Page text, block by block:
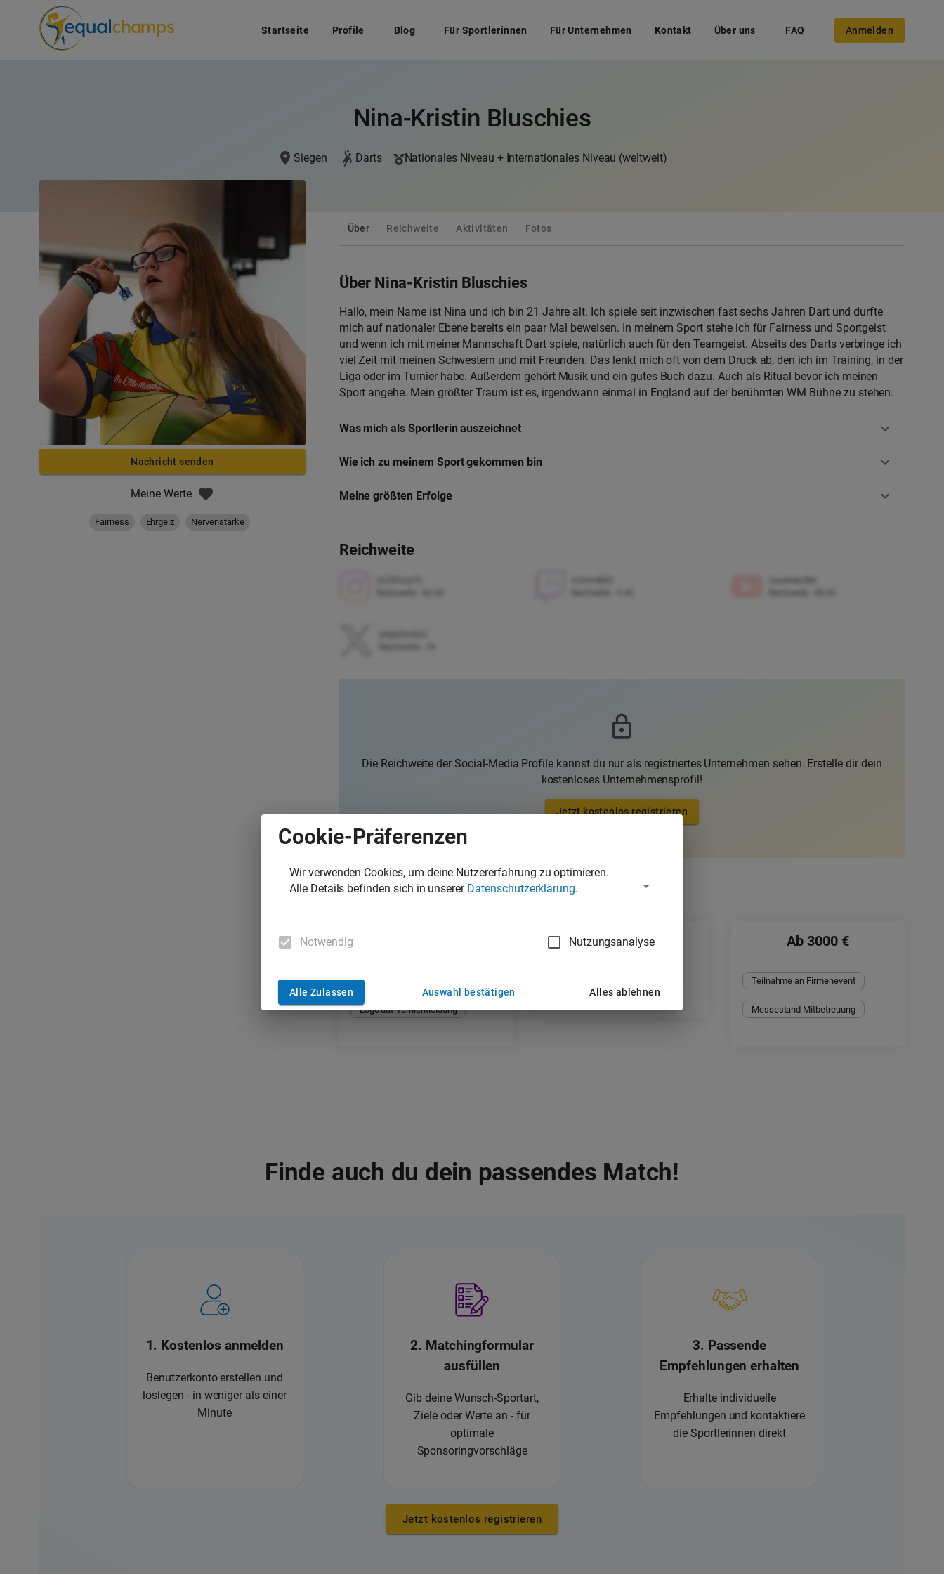
Startseite Profile Blog Für Sportlerinnen Für Unternehmen Kontakt Über uns FAQ Anmelden
Nina-Kristin Bluschies
Siegen Darts Nationales Niveau + Internationales Niveau (weltweit)
Nachricht senden
Meine Werte
Fairness Ehrgeiz Nervenstärke
Über Reichweite Aktivitäten Fotos
Über Nina-Kristin Bluschies
Hallo, mein Name ist Nina und ich bin 21 Jahre alt. Ich spiele seit inzwischen fast sechs Jahren Dart und durfte
mich auf nationaler Ebene bereits ein paar Mal beweisen. In meinem Sport stehe ich für Fairness und Sportgeist
und wenn ich mit meiner Mannschaft Dart spiele, natürlich auch für den Teamgeist. Abseits des Darts verbringe ich
viel Zeit mit meinen Schwestern und mit Freunden. Das lenkt mich oft von dem Druck ab, den ich im Training, in der
Liga oder im Turnier habe. Außerdem gehört Musik und ein gutes Buch dazu. Auch als Ritual bevor ich meinen
Sport angehe. Mein größter Traum ist es, irgendwann einmal in England auf der berühmten WM Bühne zu stehen.
Was mich als Sportlerin auszeichnet
Wie ich zu meinem Sport gekommen bin
Meine größten Erfolge
Reichweite
Die Reichweite der Social-Media Profile kannst du nur als registriertes Unternehmen sehen. Erstelle dir dein
kostenloses Unternehmensprofil!
Jetzt kostenlos registrieren
Mögliche Sponsoring Aktivitäten
Social Media Werbung
Logo auf Turnierkleidung
Bis 1500 € Ab 3000 €
Teilnahme an Firmenevent
Messestand Mitbetreuung
Finde auch du dein passendes Match!
1. Kostenlos anmelden
Benutzerkonto erstellen und
loslegen - in weniger als einer
Minute
2. Matchingformular
ausfüllen
Gib deine Wunsch-Sportart,
Ziele oder Werte an - für
optimale
Sponsoringvorschläge
3. Passende
Empfehlungen erhalten
Erhalte individuelle
Empfehlungen und kontaktiere
die Sportlerinnen direkt
Jetzt kostenlos registrieren
Cookie-Präferenzen
Wir verwenden Cookies, um deine Nutzererfahrung zu optimieren.
Alle Details befinden sich in unserer Datenschutzerklärung.
Notwendig Nutzungsanalyse
Alle Zulassen Auswahl bestätigen Alles ablehnen